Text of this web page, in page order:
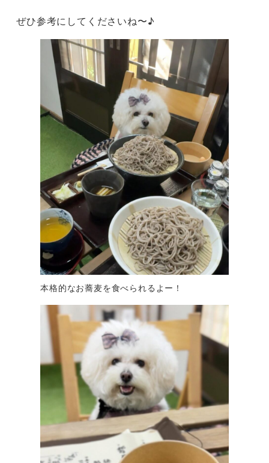
ぜひ参考にしてくださいね〜♪
本格的なお蕎麦を食べられるよー！